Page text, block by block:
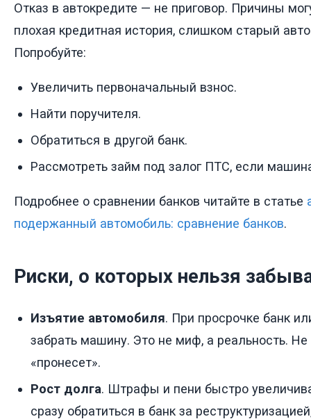
Отказ в автокредите — не приговор. Причины
плохая кредитная история, слишком старый
Попробуйте:
Увеличить первоначальный взнос.
Найти поручителя.
Обратиться в другой банк.
Рассмотреть займ под залог ПТС, если
Подробнее о сравнении банков читайте в статье
подержанный автомобиль: сравнение банков.
Риски, о которых нельзя
Изъятие автомобиля. При просрочке банк
забрать машину. Это не миф, а реальность. Не
«пронесет».
Рост долга. Штрафы и пени быстро
сразу обратиться в банк за